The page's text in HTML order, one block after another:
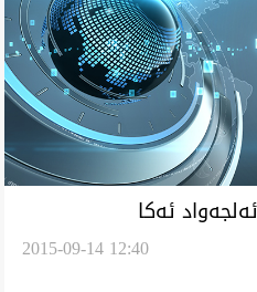
ئه‌كا
2015-09-14 12:40